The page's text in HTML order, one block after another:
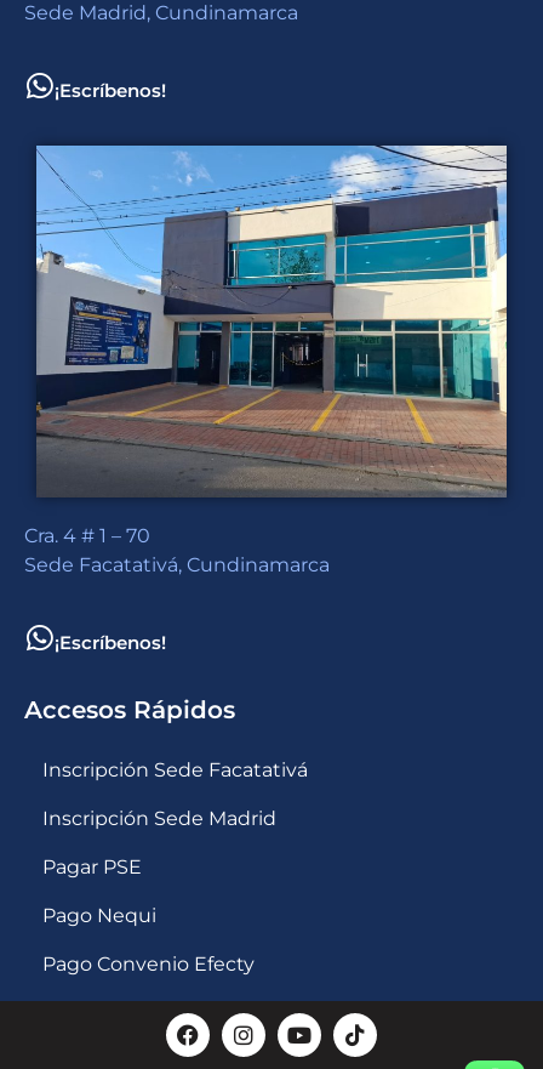
Sede Madrid, Cundinamarca
¡Escríbenos!
Cra. 4 # 1 – 70
Sede Facatativá, Cundinamarca
¡Escríbenos!
Accesos Rápidos
Inscripción Sede Facatativá
Inscripción Sede Madrid
Pagar PSE
Pago Nequi
Pago Convenio Efecty